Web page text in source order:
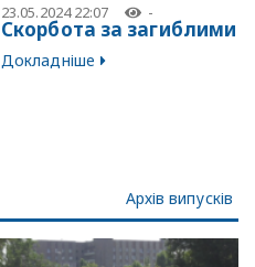
23.05.2024 22:07 -
Скорбота за загиблими
Докладніше
Архів випусків